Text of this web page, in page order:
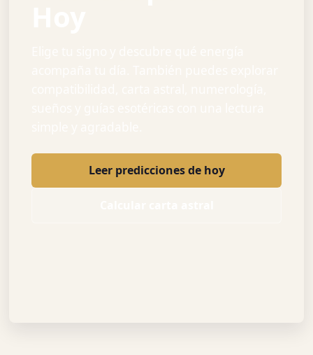
Leer predicciones de hoy